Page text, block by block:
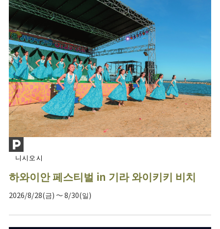
니시오시
하와이안 페스티벌 in 기라 와이키키 비치
2026/8/28(금) ～ 8/30(일)